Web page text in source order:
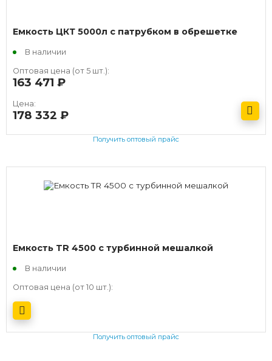
Емкость ЦКТ 5000л с патрубком в обрешетке
В наличии
Оптовая цена (от 5 шт.):
163 471
Цена:
178 332
Получить оптовый прайс
Емкость TR 4500 с турбинной мешалкой
В наличии
Оптовая цена (от 10 шт.):
Получить оптовый прайс